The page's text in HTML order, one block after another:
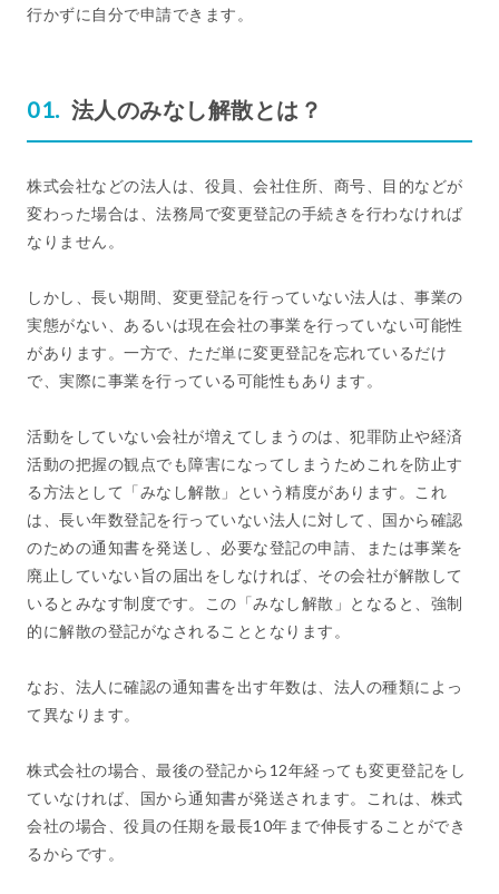
行かずに自分で申請できます。
法人のみなし解散とは？
株式会社などの法人は、役員、会社住所、商号、目的などが
変わった場合は、法務局で変更登記の手続きを行わなければ
なりません。
しかし、長い期間、変更登記を行っていない法人は、事業の
実態がない、あるいは現在会社の事業を行っていない可能性
があります。一方で、ただ単に変更登記を忘れているだけ
で、実際に事業を行っている可能性もあります。
活動をしていない会社が増えてしまうのは、犯罪防止や経済
活動の把握の観点でも障害になってしまうためこれを防止す
る方法として「みなし解散」という精度があります。これ
は、長い年数登記を行っていない法人に対して、国から確認
のための通知書を発送し、必要な登記の申請、または事業を
廃止していない旨の届出をしなければ、その会社が解散して
いるとみなす制度です。この「みなし解散」となると、強制
的に解散の登記がなされることとなります。
なお、法人に確認の通知書を出す年数は、法人の種類によっ
て異なります。
株式会社の場合、最後の登記から12年経っても変更登記をし
ていなければ、国から通知書が発送されます。これは、株式
会社の場合、役員の任期を最長10年まで伸長することができ
るからです。